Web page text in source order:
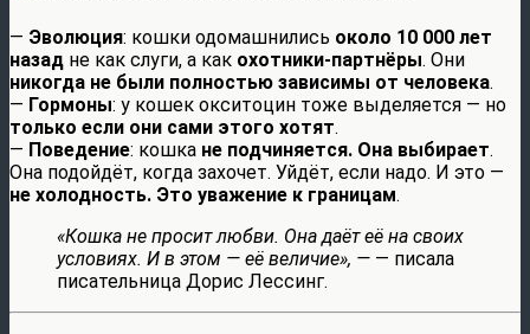
— Эволюция: кошки одомашнились около 10 000 лет
назад не как слуги, а как охотники-партнёры. Они
никогда не были полностью зависимы от человека.
— Гормоны: у кошек окситоцин тоже выделяется — но
только если они сами этого хотят.
— Поведение: кошка не подчиняется. Она выбирает.
Она подойдёт, когда захочет. Уйдёт, если надо. И это —
не холодность. Это уважение к границам.
«Кошка не просит любви. Она даёт её на своих
условиях. И в этом — её величие», — — писала
писательница Дорис Лессинг.